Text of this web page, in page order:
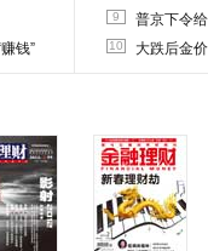
钱”
9 普京下令
10 大跌后金